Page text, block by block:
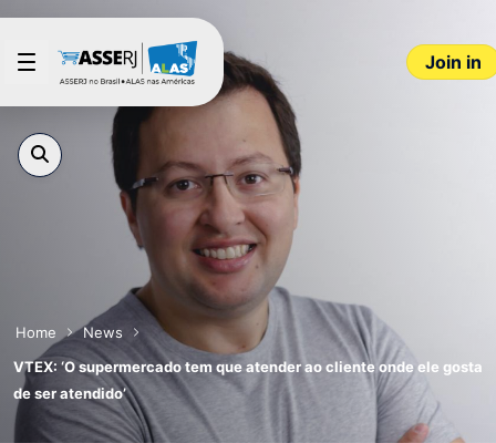
Skip to Main Content
Join in
Home
News
VTEX: ‘O supermercado tem que atender ao cliente onde ele gosta
de ser atendido’